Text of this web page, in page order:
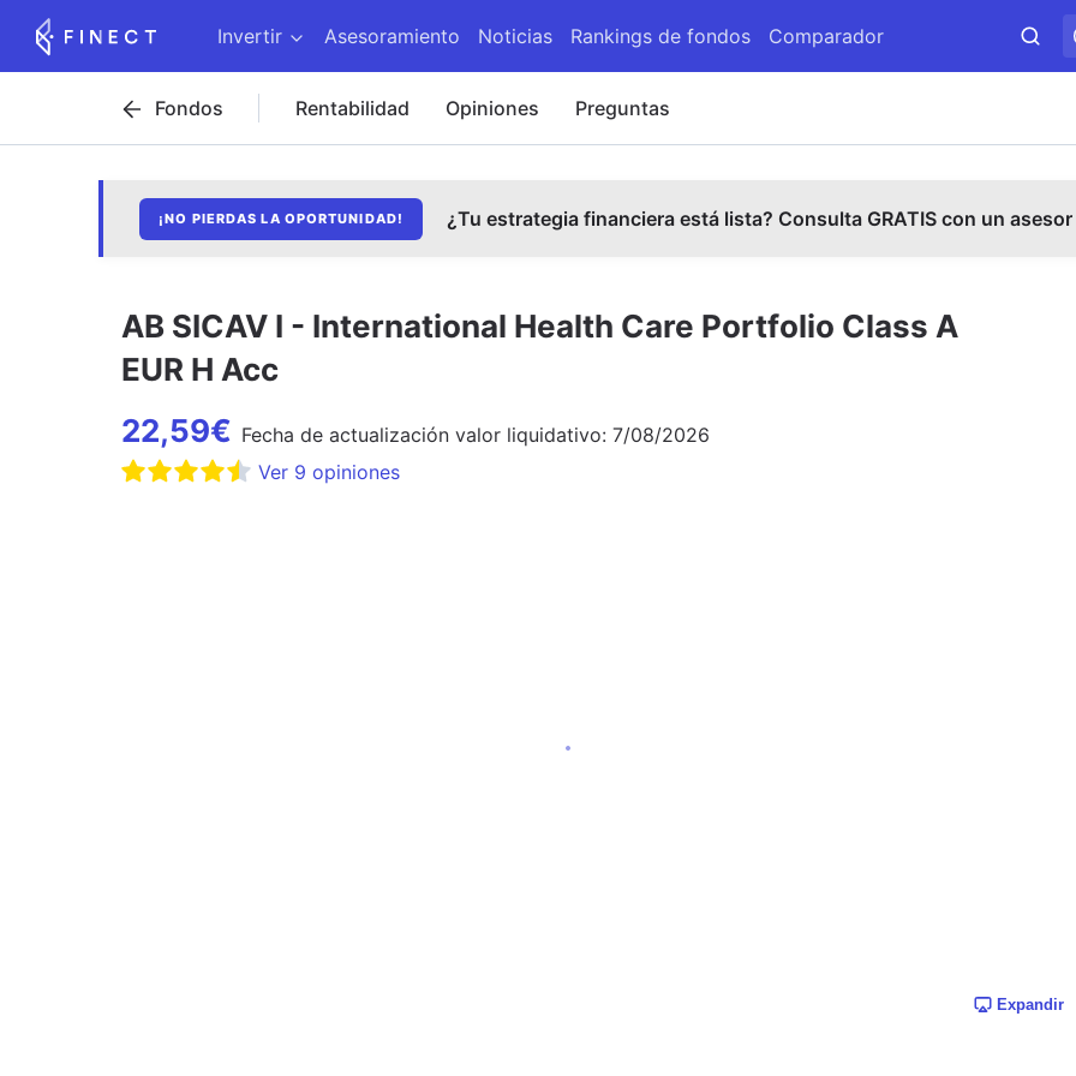
Invertir Asesoramiento Noticias Rankings de fondos Comparador
Fondos Rentabilidad Opiniones Preguntas
¡NO PIERDAS LA OPORTUNIDAD! ¿Tu estrategia financiera está lista? Consulta GRATIS con un
AB SICAV I - International Health Care Portfolio Class A
EUR H Acc
22,59€ Fecha de actualización valor liquidativo: 7/08/2026
Ver 9 opiniones
Expandir